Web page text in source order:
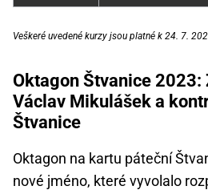
Veškeré uvedené kurzy jsou platné k 24. 7.
Oktagon Štvanice 2023:
Václav Mikulášek a
Štvanice
Oktagon na kartu páteční
nové jméno, které vyvolalo